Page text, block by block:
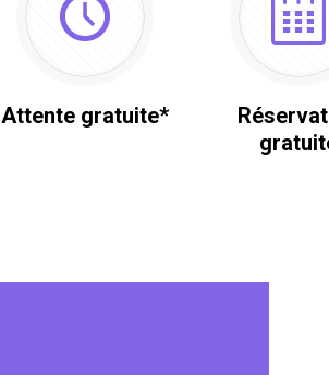
Attente gratuite*